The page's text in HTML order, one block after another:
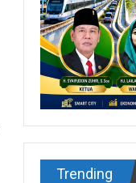
Trending